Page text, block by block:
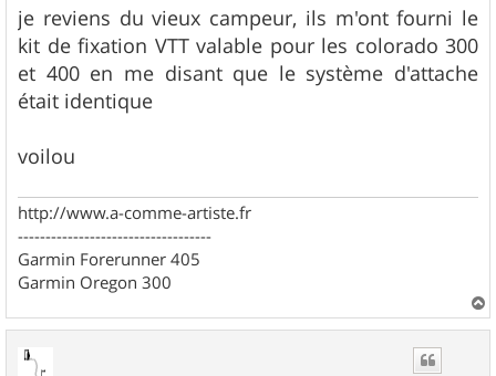
g
e
je reviens du vieux campeur, ils m'ont fourni le
kit de fixation VTT valable pour les colorado 300
et 400 en me disant que le système d'attache
était identique
voilou
http://www.a-comme-artiste.fr
-----------------------------------
Garmin Forerunner 405
Garmin Oregon 300
a